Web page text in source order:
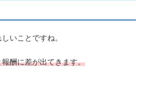
いことですね。
酬に差が出てきます。